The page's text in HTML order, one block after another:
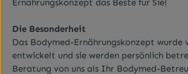
Ernährungskonzept das Beste für Sie!
Die Besonderheit
Das Bodymed-Ernährungskonzept wurde
entwickelt und sie werden persönlich
Beratung von uns als Ihr Bodymed-